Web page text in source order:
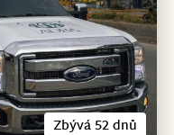
Zbývá 52 dnů